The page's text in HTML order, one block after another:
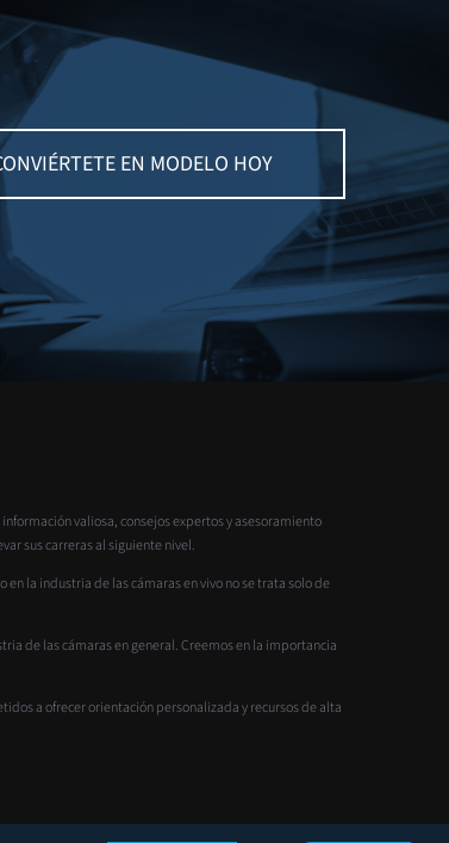
EN MODELO HOY
valiosa, consejos expertos y asesoramiento
sus carreras al siguiente nivel.
la industria de las cámaras en vivo no se trata solo de
de las cámaras en general. Creemos en la importancia
a ofrecer orientación personalizada y recursos de alta